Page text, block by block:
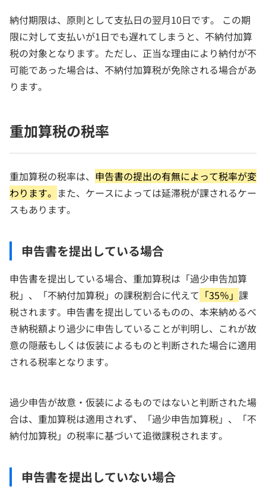
納付期限は、原則として支払日の翌月10日です。 この期
限に対して支払いが1日でも遅れてしまうと、不納付加算
税の対象となります。ただし、正当な理由により納付が不
可能であった場合は、不納付加算税が免除される場合があ
ります。
重加算税の税率
重加算税の税率は、 申告書の提出の有無によって税率が変
わります。 また、ケースによっては延滞税が課されるケー
スもあります。
申告書を提出している場合
申告書を提出している場合、重加算税は「過少申告加算
税」、「不納付加算税」の課税割合に代えて 「35％」 課
税されます。申告書を提出しているものの、本来納めるべ
き納税額より過少に申告していることが判明し、これが故
意の隠蔽もしくは仮装によるものと判断された場合に適用
される税率となります。
過少申告が故意・仮装によるものではないと判断された場
合は、重加算税は適用されず、「過少申告加算税」、「不
納付加算税」の税率に基づいて追徴課税されます。
申告書を提出していない場合